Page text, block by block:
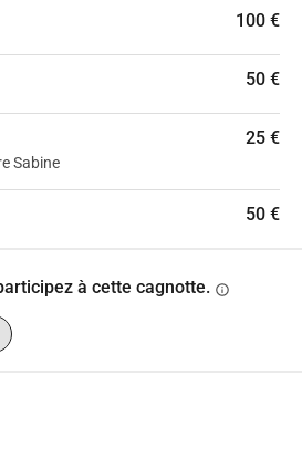
100 €
50 €
25 €
Sabine
50 €
à cette cagnotte. info